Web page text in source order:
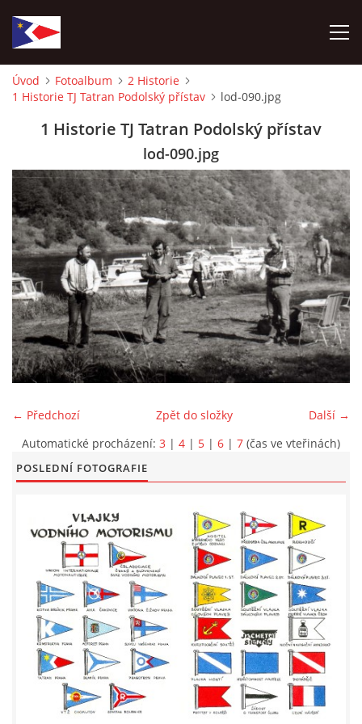
ÚVOD
NÁBOR NOVÝCH ČLENŮ
HISTORIE
SOUČASNOST
VIZE BUDOUCNOSTI
FOTOALBUM
ROČENKA 2026
VIDEOALBUM
UŽITEČNÉ ODKAZY
KONTAKTY
VSTUP PRO ČLENY
Úvod Fotoalbum
2 Historie
1 Historie TJ Tatran Podolský přístav
lod-090.jpg
1 Historie TJ Tatran Podolský přístav
lod-090.jpg
← Předchozí Další →
Zpět do složky
Automatické procházení: 3 | 4 | 5 | 6 | 7 (čas ve vteřinách)
POSLEDNÍ FOTOGRAFIE